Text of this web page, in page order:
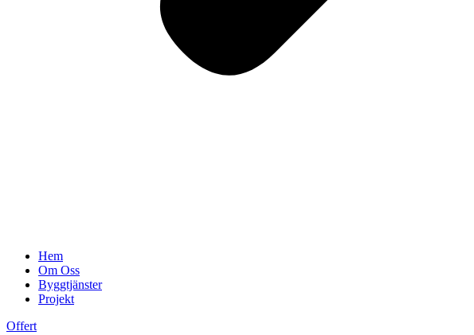
Hem
Om Oss
Byggtjänster
Projekt
Offert